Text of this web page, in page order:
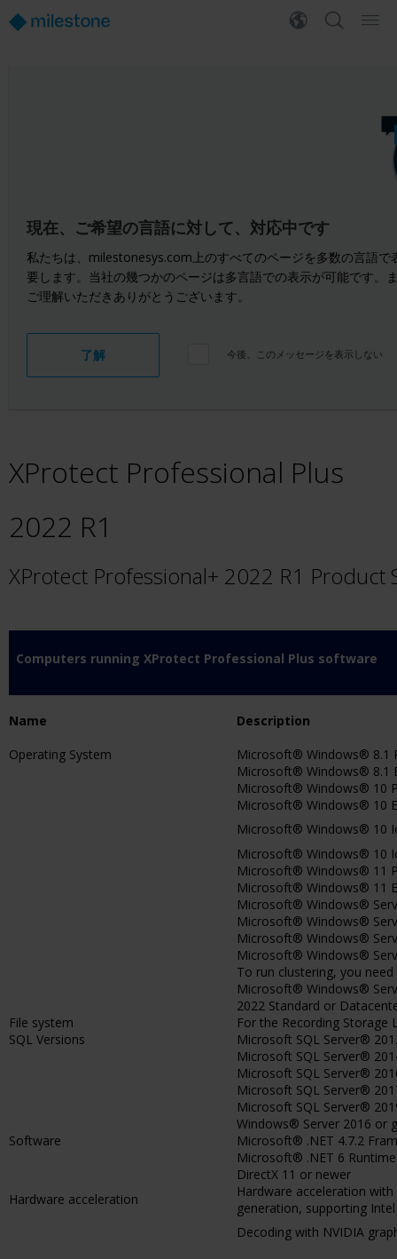
現在、ご希望の言語に対して、対応中です
私たちは、milestonesys.com上のすべてのページを多数の言語
要します。当社の幾つかのページは多言語での表示が可能です
ご理解いただきありがとうございます。
了解 今後、このメッセージを表示しない
XProtect Professional Plus
2022 R1
XProtect Professional+ 2022 R1 Product
Computers running XProtect Professional Plus software
Name
Description
Operating System
Microsoft® Windows® 8.1
Microsoft® Windows® 8.1
Microsoft® Windows® 10
Microsoft® Windows® 10
Microsoft® Windows® 10
Microsoft® Windows® 10
Microsoft® Windows® 11
Microsoft® Windows® 11
Microsoft® Windows®
Microsoft® Windows®
Microsoft® Windows®
Microsoft® Windows®
To run clustering, you
Microsoft® Windows®
2022 Standard or
File system
For the Recording Storage
SQL Versions
Microsoft SQL Server®
Microsoft SQL Server®
Microsoft SQL Server®
Microsoft SQL Server®
Microsoft SQL Server®
Windows® Server 2016 or
Software
Microsoft® .NET 4.7.2
Microsoft® .NET 6 Runtime
DirectX 11 or newer
Hardware acceleration
Hardware acceleration
generation, supporting
Decoding with NVIDIA